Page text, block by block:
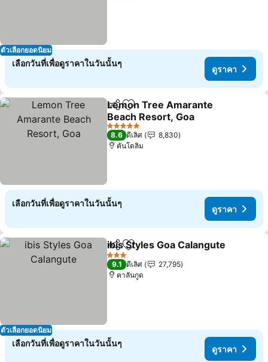
ตัวเลือกยอดนิยม
เลือกวันที่เพื่อดูราคาในวันนั้นๆ
ดูราคา
แชร์ เพิ่มในรายการโปรด
Lemon Tree Amarante
Beach Resort, Goa
5 ดาว
8.6 ดีเลิศ
8,830
คันโดลิม
เลือกวันที่เพื่อดูราคาในวันนั้นๆ
ดูราคา
ตัวเลือกยอดนิยม
แชร์ เพิ่มในรายการโปรด
ibis Styles Goa Calangute
3 ดาว
9.1 ดีเลิศ
27,795
คาลันกูด
เลือกวันที่เพื่อดูราคาในวันนั้นๆ
ดูราคา